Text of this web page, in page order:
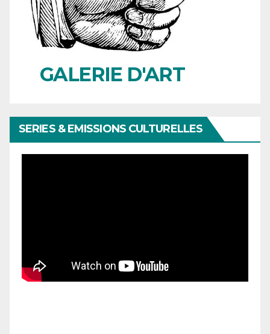
GALERIE D'ART
SERIES & EMISSIONS CULTURELLES